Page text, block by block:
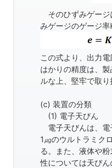
そのひずみゲージ
みゲージのゲージ
この式より、出力電
はかりの精度は、
ルな上、堅牢で取
(c) 装置の分類
(1) 電子天びん
電子天びんは、電
1㎍のウルトラミク
る。また、液体や
性については天び